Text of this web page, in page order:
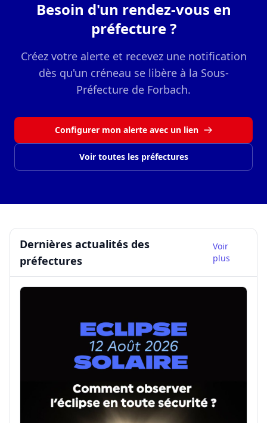
Besoin d'un rendez-vous en
préfecture ?
Créez votre alerte et recevez une notification
dès qu'un créneau se libère à la Sous-
Préfecture de Forbach.
Configurer mon alerte avec un lien
Voir toutes les préfectures
Dernières actualités des
préfectures
Voir
plus